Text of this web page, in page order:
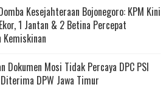
Kesejahteraan Bojonegoro: KPM Kini
1 Jantan & 2 Betina Percepat
Kemiskinan
Dokumen Mosi Tidak Percaya DPC PSI
DPW Jawa Timur